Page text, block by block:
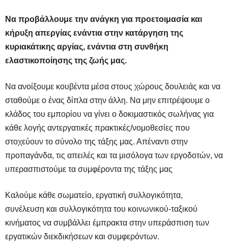
Να προβάλλουμε την ανάγκη για προετοιμασία και
κήρυξη απεργίας ενάντια στην κατάργηση της
κυριακάτικης αργίας, ενάντια στη συνθήκη
ελαστικοποίησης της ζωής μας.
Να ανοίξουμε κουβέντα μέσα στους χώρους δουλειάς και να
σταθούμε ο ένας δίπλα στην άλλη. Να μην επιτρέψουμε ο
κλάδος του εμπορίου να γίνει ο δοκιμαστικός σωλήνας για
κάθε λογής αντεργατικές πρακτικές/νομοθεσίες που
στοχεύουν το σύνολο της τάξης μας. Απέναντι στην
προπαγάνδα, τις απειλές και τα μισόλογα των εργοδοτών, να
υπερασπιστούμε τα συμφέροντα της τάξης μας
Καλούμε κάθε σωματείο, εργατική συλλογικότητα,
συνέλευση και συλλογικότητα του κοινωνικού-ταξικού
κινήματος να συμβάλλει έμπρακτα στην υπεράσπιση των
εργατικών διεκδικήσεων και συμφερόντων.